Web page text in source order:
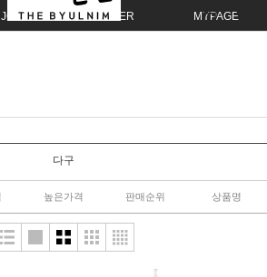
JOIN ORDER MYPAGE
다구
높은가격 판매순위 상품명